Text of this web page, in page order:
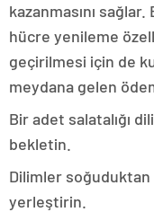
kazanmasını
hücre yenileme
geçirilmesi için de
meydana gelen
Bir adet salatalığı
bekletin.
Dilimler
yerleştirin.